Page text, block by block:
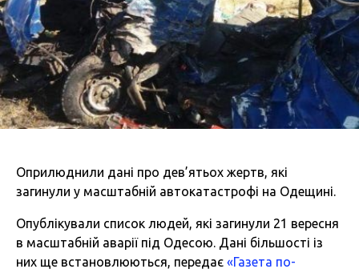
Оприлюднили дані про дев’ятьох жертв, які
загинули у масштабній автокатастрофі на Одещині.
Опублікували список людей, які загинули 21 вересня
в масштабній аварії під Одесою. Дані більшості із
них ще встановлюються, передає «Газета по-